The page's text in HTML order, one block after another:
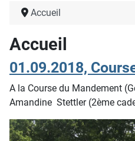
Accueil
Accueil
01.09.2018,
A la Course du Mandement
Amandine Stettler (2ème